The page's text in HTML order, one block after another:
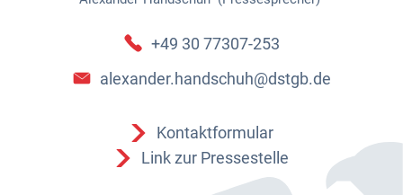
+49 30 77307-253
alexander.handschuh@dstgb.de
Kontaktformular
Link zur Pressestelle